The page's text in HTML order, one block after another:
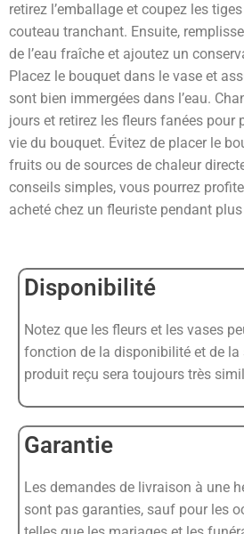
retirez l’emballage et coupez les tiges
couteau tranchant. Ensuite,
de l’eau fraîche et ajoutez un
Placez le bouquet dans le vase et
sont bien immergées dans l’eau.
jours et retirez les fleurs fanées pour
vie du bouquet. Évitez de placer le
fruits ou de sources de chaleur
conseils simples, vous pourrez
acheté chez un fleuriste pendant
Disponibilité
Notez que les fleurs et les vases
fonction de la disponibilité et de la
produit reçu sera toujours très
Garantie
Les demandes de livraison à une
sont pas garanties, sauf pour les